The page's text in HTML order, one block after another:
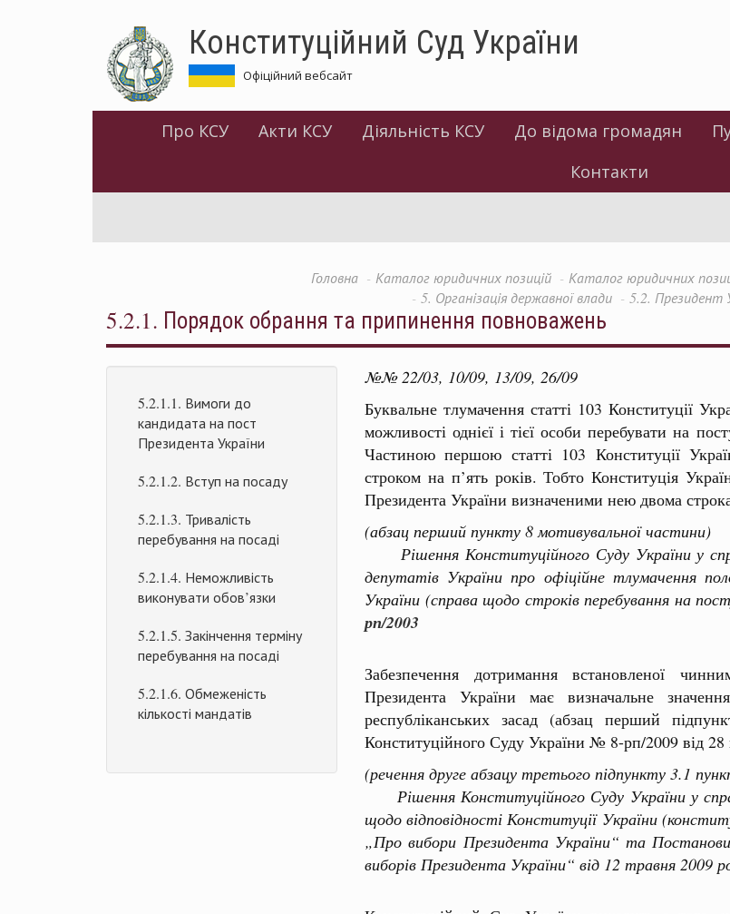
Конституційний Суд України
Офіційний вебсайт
Про КСУ Акти КСУ Діяльність КСУ До відома громадян
Контакти
Головна Каталог юридичних позицій
Каталог юридичних
5. Організація державної влади
5.2. Президент
5.2.1. Порядок обрання та припинення повноважень
5.2.1.1. Вимоги до
кандидата на пост
Президента України
5.2.1.2. Вступ на посаду
5.2.1.3. Тривалість
перебування на посаді
5.2.1.4. Неможливість
виконувати обов’язки
5.2.1.5. Закінчення терміну
перебування на посаді
5.2.1.6. Обмеженість
кількості мандатів
№№ 22/03, 10/09, 13/09, 26/09
Буквальне тлумачення статті 103 Конституції
можливості однієї і тієї особи перебувати на
Частиною першою статті 103 Конституції
строком на п’ять років. Тобто Конституція
Президента України визначеними нею двома
(абзац перший пункту 8 мотивувальної частини)
Рішення Конституційного Суду України у
депутатів України про офіційне тлумачення
України (справа щодо строків перебування на
рп/2003
Забезпечення дотримання встановленої
Президента України має визначальне
республіканських засад (абзац перший
Конституційного Суду України № 8-рп/2009 від 28
(речення друге абзацу третього підпункту 3.1
Рішення Конституційного Суду України у
щодо відповідності Конституції України
„Про вибори Президента України“ та
виборів Президента України“ від 12 травня 2009